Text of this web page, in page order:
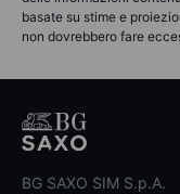
basate su stime e
non dovrebbero fare
BG SAXO SIM S.p.A.